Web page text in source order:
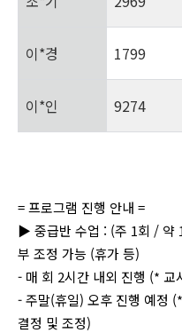
이*경 1799
이*인 9274
= 프로그램 진행 안내 =
▶ 중급반 수업 : (주 1회 / 약
부 조정 가능 (휴가 등)
- 매 회 2시간 내외 진행 (* 교
- 주말(휴일) 오후 진행 예정
결정 및 조정)